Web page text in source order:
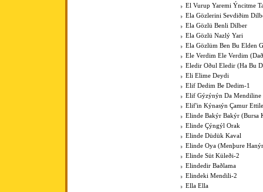
El Vurup Yaremi Ýncitme
Ela Gözlerini Sevdiðim
Ela Gözlü Benli Dilber
Ela Gözlü Nazlý Yari
Ela Gözlüm Ben Bu Elden
Ele Verdim Ele Verdim
Eledir Oðul Eledir (Ha Bu
Eli Elime Deydi
Elif Dedim Be Dedim-1
Elif Gýzýnýn Da Mendiline
Elif'in Kýnasýn Çamur
Elinde Bakýr Bakýr (Bursa
Elinde Çýngýl Orak
Elinde Düdük Kaval
Elinde Oya (Menþure
Elinde Süt Küleði-2
Elindedir Baðlama
Elindeki Mendili-2
Ella Ella